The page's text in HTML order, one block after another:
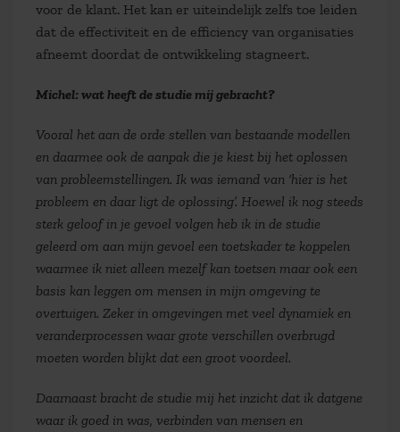
voor de klant. Het kan er uiteindelijk zelfs toe leiden
dat de effectiviteit en de efficiency van organisaties
afneemt doordat de ontwikkeling stagneert.
Michel: wat heeft de studie mij gebracht?
Vooral het aan de orde stellen van bestaande modellen
en daarmee ook de aanpak die je kiest bij het oplossen
van probleemstellingen. Ik was iemand van ‘hier is het
probleem en daar ligt de oplossing’. Hoewel ik nog steeds
sterk geloof in je gevoel volgen heb ik in de studie
geleerd om aan mijn gevoel een toetskader te koppelen
waarmee ik niet alleen mezelf kan toetsen maar ook een
basis kan leggen om mensen in mijn omgeving te
overtuigen. Zeker in omgevingen met veel dynamiek en
veranderprocessen waar grote verschillen overbrugd
moeten worden blijkt dat een groot voordeel.
Daarnaast bracht de studie mij het inzicht dat ik datgene
waar ik goed in was, verbinden van mensen en